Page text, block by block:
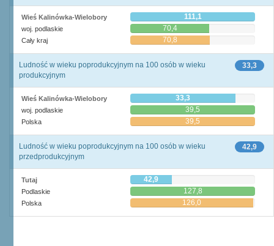
Wieś Kalinówka-Wielobory 111,1
woj. podlaskie 70,4
Cały kraj 70,8
33,3
Ludność w wieku poprodukcyjnym na 100 osób w wieku
produkcyjnym
Wieś Kalinówka-Wielobory 33,3
woj. podlaskie 39,5
Polska 39,5
42,9
Ludność w wieku poprodukcyjnym na 100 osób w wieku
przedprodukcyjnym
Tutaj 42,9
Podlaskie 127,8
Polska 126,0